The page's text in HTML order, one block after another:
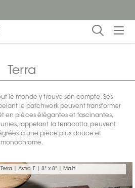
Trouver
un
détaillant
Terra
le monde y trouve son compte. Ses
le patchwork peuvent transformer
en pièces élégantes et fascinantes,
rappelant la terracotta, peuvent
à une pièce plus douce et
monochrome.
Terra | Astro F | 8" x 8" | Matt